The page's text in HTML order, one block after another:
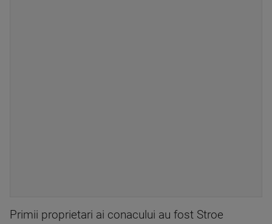
Primii proprietari ai conacului au fost Stroe